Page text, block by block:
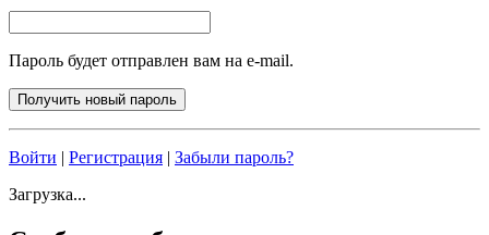
Пароль будет отправлен вам на e-mail.
Войти | Регистрация | Забыли пароль?
Загрузка...